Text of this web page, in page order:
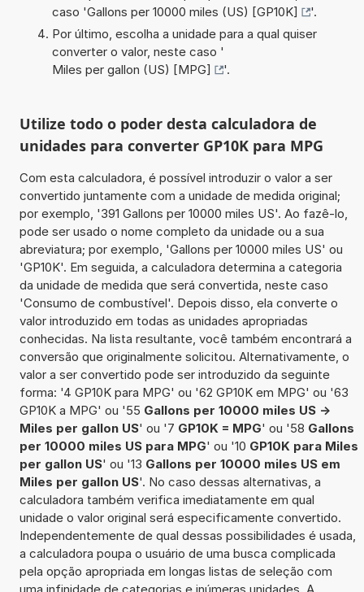
caso 'Gallons per 10000 miles (US) [GP10K]
'.
Por último, escolha a unidade para a qual quiser
converter o valor, neste caso '
Miles per gallon (US) [MPG]
'.
Utilize todo o poder desta calculadora de
unidades para converter GP10K para MPG
Com esta calculadora, é possível introduzir o valor a ser
convertido juntamente com a unidade de medida original;
por exemplo, '391 Gallons per 10000 miles US'. Ao fazê-lo,
pode ser usado o nome completo da unidade ou a sua
abreviatura; por exemplo, 'Gallons per 10000 miles US' ou
'GP10K'. Em seguida, a calculadora determina a categoria
da unidade de medida que será convertida, neste caso
'Consumo de combustível'. Depois disso, ela converte o
valor introduzido em todas as unidades apropriadas
conhecidas. Na lista resultante, você também encontrará a
conversão que originalmente solicitou. Alternativamente, o
valor a ser convertido pode ser introduzido da seguinte
forma: '4 GP10K para MPG' ou '62 GP10K em MPG' ou '63
GP10K a MPG' ou '55 Gallons per 10000 miles US ->
Miles per gallon US' ou '7 GP10K = MPG' ou '58 Gallons
per 10000 miles US para MPG' ou '10 GP10K para Miles
per gallon US' ou '13 Gallons per 10000 miles US em
Miles per gallon US'. No caso dessas alternativas, a
calculadora também verifica imediatamente em qual
unidade o valor original será especificamente convertido.
Independentemente de qual dessas possibilidades é usada,
a calculadora poupa o usuário de uma busca complicada
pela opção apropriada em longas listas de seleção com
uma infinidade de categorias e inúmeras unidades. A